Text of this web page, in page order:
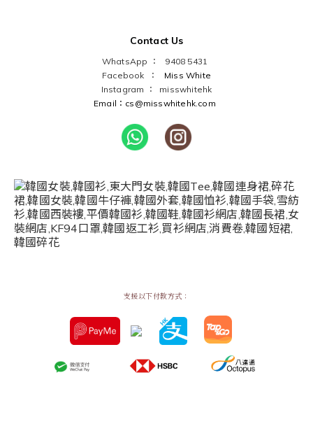
Contact Us
WhatsApp ： 9408 5431
Facebook ： Miss White
Instagram ： misswhitehk
Email：cs@misswhitehk.com
支援以下付款方式：